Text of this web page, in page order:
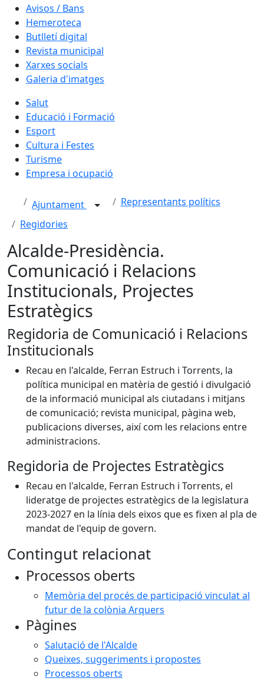
Avisos / Bans
Hemeroteca
Butlletí digital
Revista municipal
Xarxes socials
Galeria d'imatges
Salut
Educació i Formació
Esport
Cultura i Festes
Turisme
Empresa i ocupació
Ajuntament
Representants polítics
Regidories
Alcalde-Presidència.
Comunicació i Relacions
Institucionals, Projectes
Estratègics
Regidoria de Comunicació i Relacions
Institucionals
Recau en l'alcalde, Ferran Estruch i Torrents, la
política municipal en matèria de gestió i divulgació
de la informació municipal als ciutadans i mitjans
de comunicació; revista municipal, pàgina web,
publicacions diverses, així com les relacions entre
administracions.
Regidoria de Projectes Estratègics
Recau en l'alcalde, Ferran Estruch i Torrents, el
lideratge de projectes estratègics de la legislatura
2023-2027 en la línia dels eixos que es fixen al pla de
mandat de l'equip de govern.
Contingut relacionat
Processos oberts
Memòria del procés de participació vinculat al
futur de la colònia Arquers
Pàgines
Salutació de l'Alcalde
Queixes, suggeriments i propostes
Processos oberts